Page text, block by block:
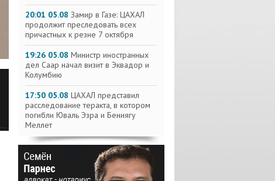
20:01 05.08 Замир в Газе: ЦАХАЛ
продолжит преследовать всех
причастных к резне 7 октября
19:26 05.08 Министр иностранных
дел Саар начал визит в Эквадор и
Колумбию
17:50 05.08 ЦАХАЛ представил
расследование теракта, в котором
погибли Юваль Эзра и Бениягу
Меллет